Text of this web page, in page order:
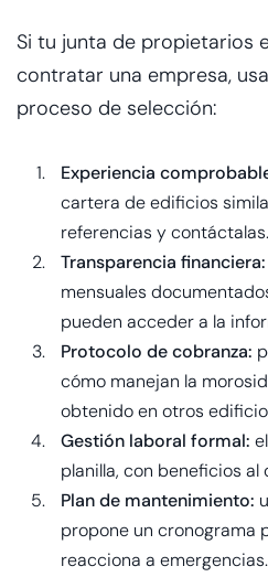
Si tu junta de propietarios
contratar una empresa,
proceso de selección:
Experiencia
cartera de edificios
referencias y contáctalas.
Transparencia financiera:
mensuales
pueden acceder a la
Protocolo de cobranza:
cómo manejan la
obtenido en otros
Gestión laboral formal:
planilla, con beneficios al
Plan de mantenimiento:
propone un cronograma
reacciona a emergencias.